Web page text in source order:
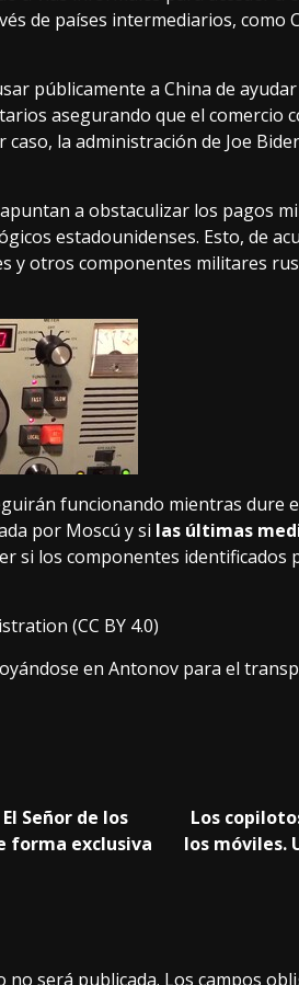
de países intermediarios, como
públicamente a China de
asegurando que el comercio
caso, la administración de Joe
a obstaculizar los pagos
estadounidenses. Esto, de
y otros componentes militares
funcionando mientras dure
por Moscú y si las últimas
si los componentes
(CC BY 4.0)
en Antonov para el
Señor de los
forma exclusiva
Los
los móviles.
no será publicada. Los campos